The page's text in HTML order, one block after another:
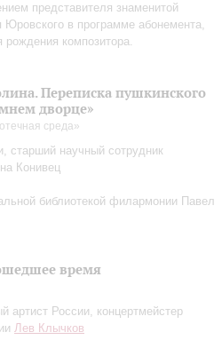
представителя знаменитой
в программе абонемента,
композитора.
Переписка пушкинского
дворце»
среда»
старший научный сотрудник
Конивец
библиотекой филармонии Павел
время
артист России, концертмейстер
Лев Клычков